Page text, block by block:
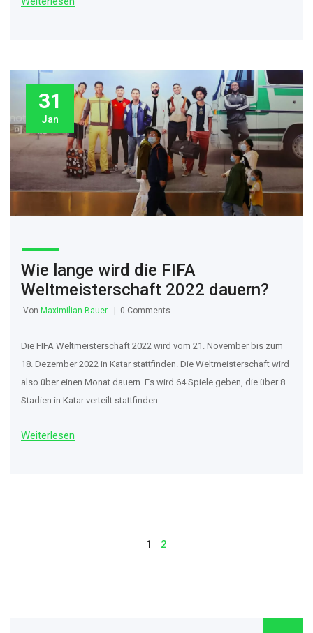
verhindern, Tore zu schießen und das Spiel zu gewinnen. 5. Jede
31
Jan
Wie lange wird die FIFA
Weltmeisterschaft 2022 dauern?
Von Maximilian Bauer 0 Comments
Die FIFA Weltmeisterschaft 2022 wird vom 21. November bis zum
18. Dezember 2022 in Katar stattfinden. Die Weltmeisterschaft wird
also über einen Monat dauern. Es wird 64 Spiele geben, die über 8
Stadien in Katar verteilt stattfinden.
Weiterlesen
1 2